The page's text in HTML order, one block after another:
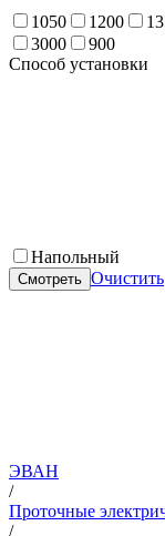
1050 1200
3000
900
Способ установки
Напольный
Смотреть Очистить
ЭВАН
/
Проточные
/